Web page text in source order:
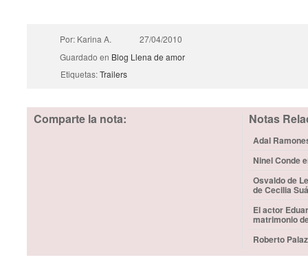
Por: Karina A.
27/04/2010
Guardado en Blog Llena de amor
Etiquetas:Trailers
Comparte la nota: Notas
Adal
Ninel Conde
Osvaldo de
de Cecilia
El actor
matrimonio
Roberto